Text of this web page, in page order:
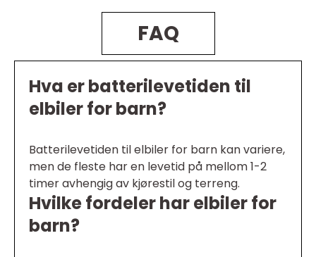
FAQ
Hva er batterilevetiden til
elbiler for barn?
Batterilevetiden til elbiler for barn kan variere,
men de fleste har en levetid på mellom 1-2
timer avhengig av kjørestil og terreng.
Hvilke fordeler har elbiler for
barn?